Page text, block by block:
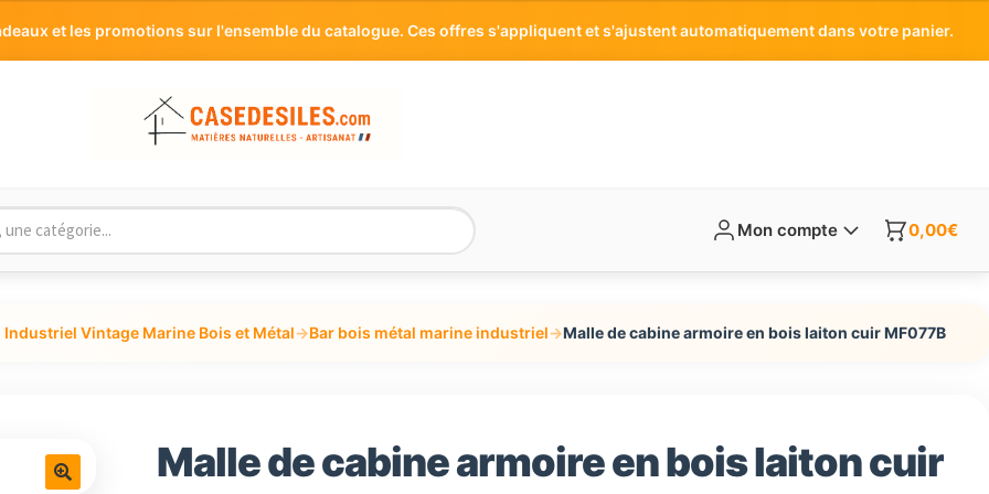
et les promotions sur l'ensemble du catalogue. Ces offres s'appliquent et s'ajustent automatiquement dans votre panier.
Mon compte 0,00€
Industriel Vintage Marine Bois et Métal→Bar bois métal marine industriel→Malle de cabine armoire en bois laiton cuir MF077B
Malle de cabine armoire en bois laiton cuir